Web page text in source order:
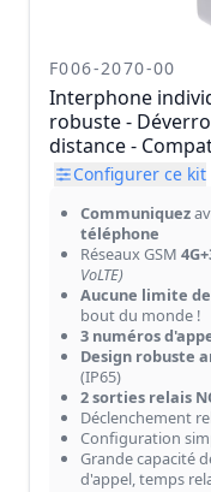
F006-2070-00
Interphone
robuste -
distance -
Configurer ce kit
Communiquez
téléphone
Réseaux GSM
VoLTE)
Aucune limite
bout du monde !
3 numéros
Design robuste
(IP65)
2 sorties relais
Déclenchement
Configuration
Grande capacité
d'appel, temps